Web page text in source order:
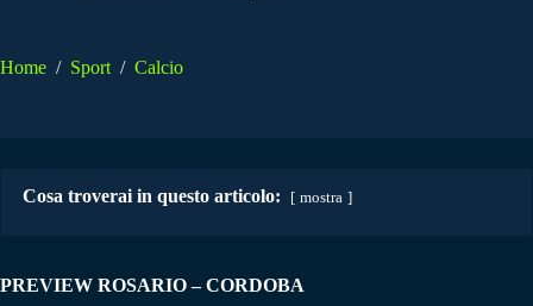
Home / Sport / Calcio
Cosa troverai in questo articolo: mostra
PREVIEW ROSARIO – CORDOBA